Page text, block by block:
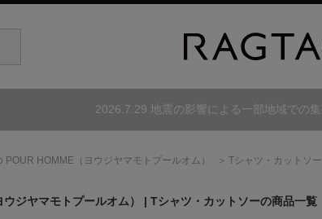
2026.7.29 地震の影響による一部地域での
POUR HOMME （ヨウジヤマモトプールオム） Tシャツ・カットソー
ウジヤマモトプールオム） | Tシャツ・カットソーの商品一覧